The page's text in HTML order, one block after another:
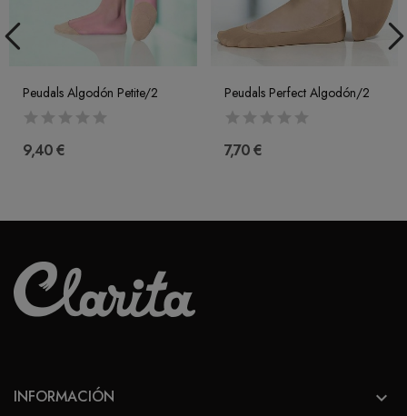
Peudals Algodón Petite/2
9,40 €
Peudals Perfect Algodón/2
7,70 €
INFORMACIÓN 